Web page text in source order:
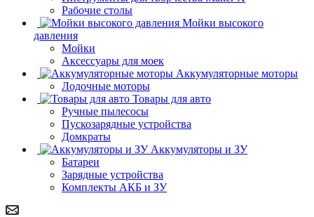
Рабочие столы
Мойки высокого
давления
Мойки
Аксессуары для моек
Аккумуляторные моторы
Лодочные моторы
Товары для авто
Ручные пылесосы
Пускозарядные устройства
Домкраты
Аккумуляторы и ЗУ
Батареи
Зарядные устройства
Комплекты АКБ и ЗУ